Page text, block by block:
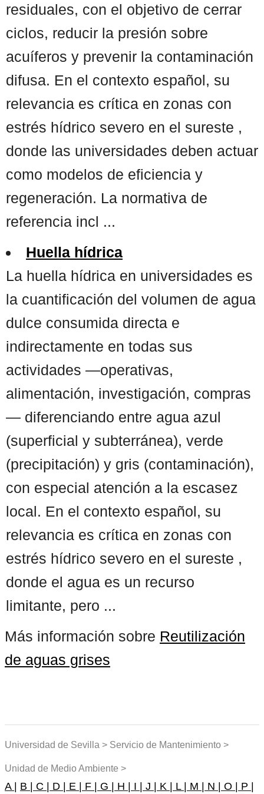
residuales, con el objetivo de cerrar
ciclos, reducir la presión sobre
acuíferos y prevenir la contaminación
difusa. En el contexto español, su
relevancia es crítica en zonas con
estrés hídrico severo en el sureste ,
donde las universidades deben actuar
como modelos de eficiencia y
regeneración. La normativa de
referencia incl ...
Huella hídrica
La huella hídrica en universidades es
la cuantificación del volumen de agua
dulce consumida directa e
indirectamente en todas sus
actividades —operativas,
alimentación, investigación, compras
— diferenciando entre agua azul
(superficial y subterránea), verde
(precipitación) y gris (contaminación),
con especial atención a la escasez
local. En el contexto español, su
relevancia es crítica en zonas con
estrés hídrico severo en el sureste ,
donde el agua es un recurso
limitante, pero ...
Más información sobre Reutilización
de aguas grises
Universidad de Sevilla > Servicio de Mantenimiento >
Unidad de Medio Ambiente >
A | B | C | D | E | F | G | H | I | J | K | L | M | N | O | P |